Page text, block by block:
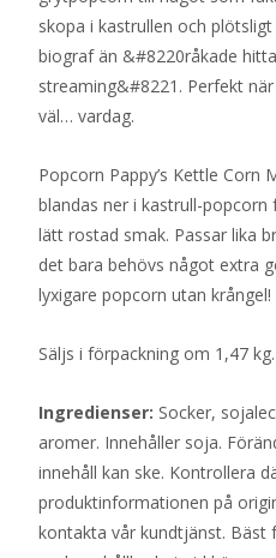
skopa i kastrullen och
biograf än &#8220råkade
streaming&#8221. Perfekt
väl… vardag.
Popcorn Pappy’s Kettle Corn
blandas ner i kastrull-
lätt rostad smak. Passar lika
det bara behövs något extra
lyxigare popcorn utan krångel!
Säljs i förpackning om 1,47 kg.
Ingredienser: Socker,
aromer. Innehåller soja.
innehåll kan ske. Kontrollera
produktinformationen på
kontakta vår kundtjänst. Bäst